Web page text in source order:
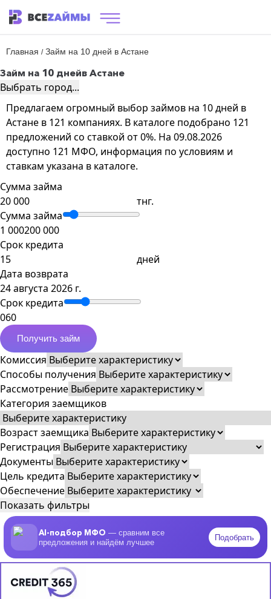
Главная / Займ на 10 дней в Астане
Займ на 10 днейв Астане
Выбрать город...
Предлагаем огромный выбор займов на 10 дней в
Астане в 121 компаниях. В каталоге подобрано 121
предложений со ставкой от 0%. На 09.08.2026
доступно 121 МФО, информация по условиям и
ставкам указана в каталоге.
Сумма займа
тнг.
Сумма займа
1 000200 000
Срок кредита
дней
Дата возврата
24 августа 2026 г.
Срок кредита
060
Получить займ
Комиссия
Способы получения
Рассмотрение
Категория заемщиков
Возраст заемщика
Регистрация
Документы
Цель кредита
Обеспечение
Показать фильтры
AI-подбор МФО — сравним все
предложения и найдём лучшее
Подобрать